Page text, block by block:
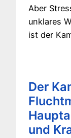
Aber
unklares
ist der
Der
und